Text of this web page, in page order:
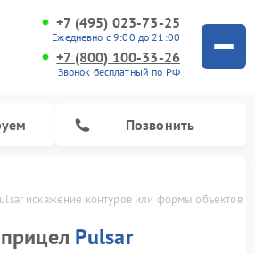
+7 (495) 023-73-25
Ежедневно с 9:00 до 21:00
+7 (800) 100-33-26
Звонок бесплатный по РФ
Позвонить
искажение контуров или формы объектов
Pulsar